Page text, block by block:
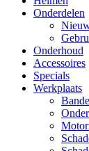
Onderdelen
Onderhoud
Accessoires
Specials
Werkplaats